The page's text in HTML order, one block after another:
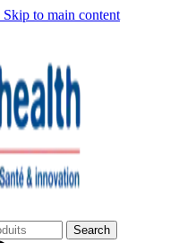
Skip to main content
Search